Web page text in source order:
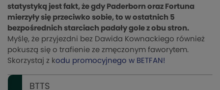
statystyką jest fakt, że gdy Paderborn oraz Fortuna
mierzyły się przeciwko sobie, to w ostatnich 5
bezpośrednich starciach padały gole z obu stron.
Myślę, że przyjezdni bez Dawida Kownackiego również
pokuszą się o trafienie ze zmęczonym faworytem.
Skorzystaj z kodu promocyjnego w BETFAN!
BTTS